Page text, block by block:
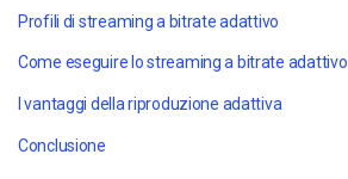
Profili di streaming a bitrate adattivo
Come eseguire lo streaming a bitrate adattivo
I vantaggi della riproduzione adattiva
Conclusione